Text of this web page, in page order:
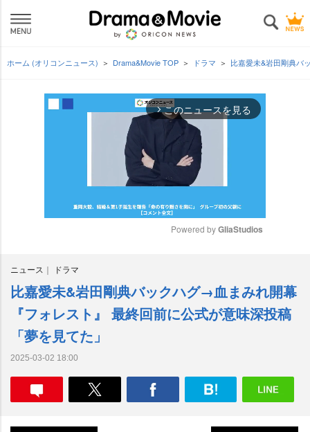
ホーム (オリコンニュース) Drama&Movie TOP ドラマ 比嘉愛未&岩田剛典バ
arrow_forward_ios このニュースを見る
t
e
Powered by GliaStudios
ニュース ドラマ
比嘉愛未&岩田剛典バックハグ→血まみれ開幕
『フォレスト』 最終回前に公式が意味深投稿
「夢を見てた」
2025-03-02 18:00